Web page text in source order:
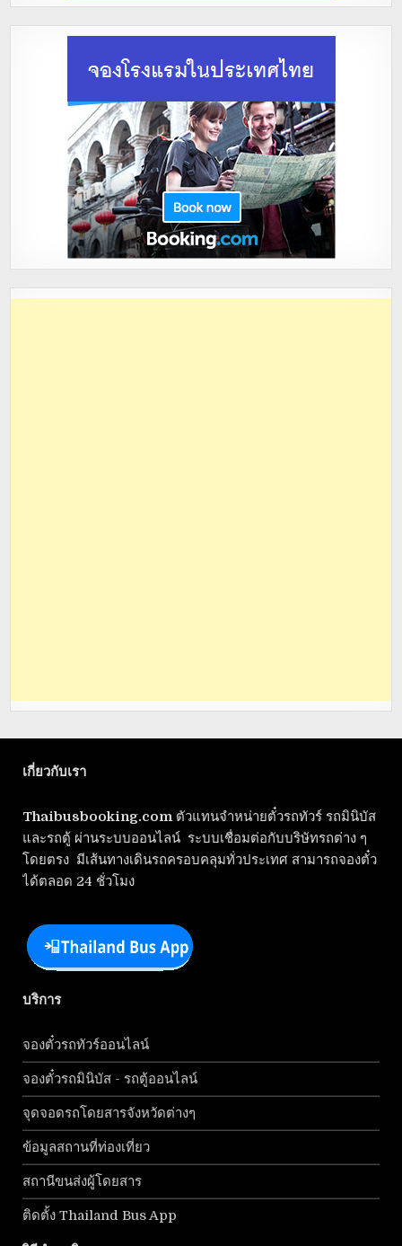
เกี่ยวกับเรา
Thaibusbooking.com ตัวแทนจำหน่ายตั๋วรถทัวร์ รถมินิบัส
และรถตู้ ผ่านระบบออนไลน์ ระบบเชื่อมต่อกับบริษัทรถต่าง ๆ
โดยตรง มีเส้นทางเดินรถครอบคลุมทั่วประเทศ สามารถจองตั๋ว
ได้ตลอด 24 ชั่วโมง
บริการ
จองตั๋วรถทัวร์ออนไลน์
จองตั๋วรถมินิบัส - รถตู้ออนไลน์
จุดจอดรถโดยสารจังหวัดต่างๆ
ข้อมูลสถานที่ท่องเที่ยว
สถานีขนส่งผู้โดยสาร
ติดตั้ง Thailand Bus App